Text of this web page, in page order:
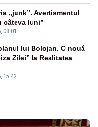
08:01
„junk”. Avertismentul
câteva luni”
15:42
lui Bolojan. O nouă
Zilei” la Realitatea